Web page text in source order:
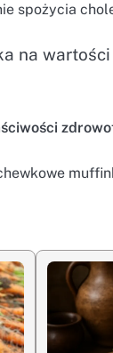
spożycia
na